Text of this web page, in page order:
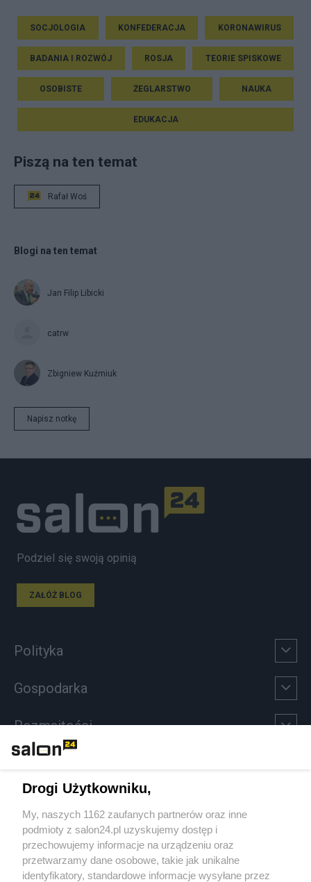
SOCJOLOGIA KONFEDERACJA KORONAWIRUS
BADANIA I ROZWÓJ ROSJA TEORIE SPISKOWE
OSOBISTE ŻEGLARSTWO NAUKA
EDUKACJA
Piszą na ten temat
Rafał Woś
Blogi na ten temat
Jan Filip Libicki
catrw
Zbigniew Kuźmiuk
Napisz notkę
Podziel się swoją opinią
ZAŁÓŻ BLOG
Polityka
Gospodarka
Rozmaitości
Sport
Społeczeństwo
Kultura
Drogi Użytkowniku,
My, naszych 1162 zaufanych partnerów oraz inne
podmioty z salon24.pl uzyskujemy dostęp i
przechowujemy informacje na urządzeniu oraz
przetwarzamy dane osobowe, takie jak unikalne
identyfikatory, standardowe informacje wysyłane przez